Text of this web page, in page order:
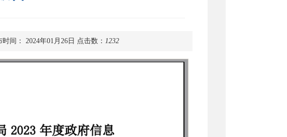
时间： 2024年01月26日 点击数： 1232